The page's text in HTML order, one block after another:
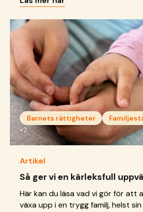
Barnets rättigheter
+2
Artikel
Så ger vi en kärleksfull
Här kan du läsa vad vi gör för att
växa upp i en trygg familj, helst sin